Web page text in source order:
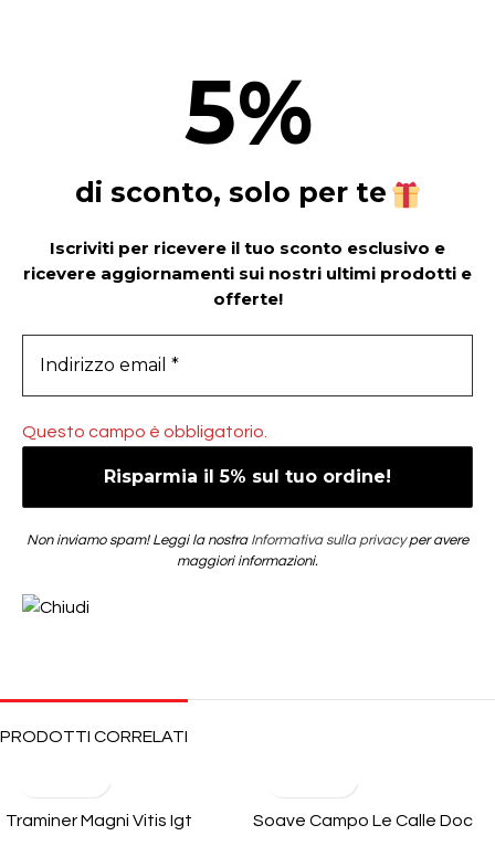
5%
di sconto, solo per te
Iscriviti per ricevere il tuo sconto esclusivo e
ricevere aggiornamenti sui nostri ultimi prodotti e
offerte!
Questo campo è obbligatorio.
Non inviamo spam! Leggi la nostra Informativa sulla privacyper avere
maggiori informazioni.
PRODOTTI CORRELATI
Traminer Magni Vitis Igt Soave Campo Le Calle Doc